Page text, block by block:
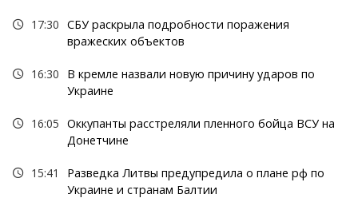
17:30 СБУ раскрыла подробности поражения
вражеских объектов
16:30
В кремле назвали новую причину ударов по
Украине
16:05 Оккупанты расстреляли пленного бойца ВСУ на
Донетчине
15:41
Разведка Литвы предупредила о плане рф по
Украине и странам Балтии